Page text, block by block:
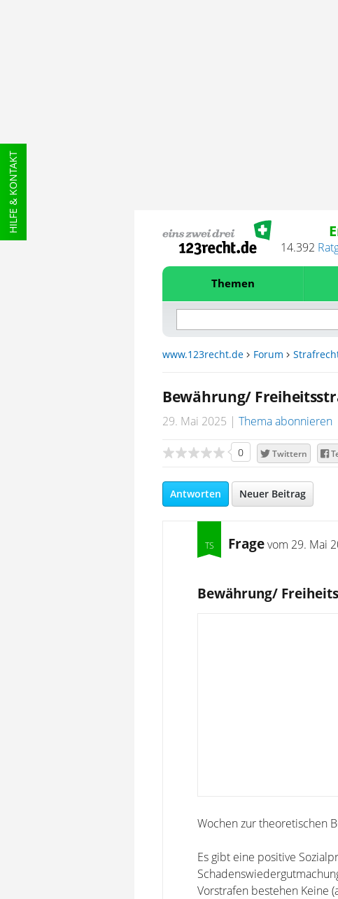
HILFE & KONTAKT
14.392
Themen
www.123recht.de Forum
Bewährung/
29. Mai 2025 Thema abonnieren
0 Twittern
Antworten Neuer Beitrag
Fragevom 29. Mai
Bewährung/
Wochen zur theoretischen
Es gibt eine positive
Vorstrafen bestehen Keine